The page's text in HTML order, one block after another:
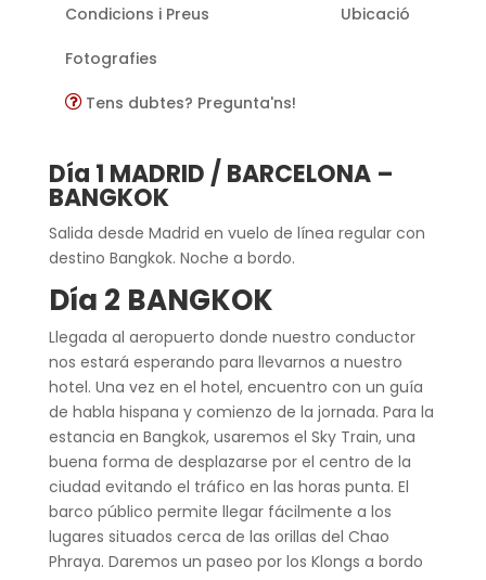
Condicions i Preus Ubicació
Fotografies
Tens dubtes? Pregunta'ns!
Día 1 MADRID / BARCELONA –
BANGKOK
Salida desde Madrid en vuelo de línea regular con
destino Bangkok. Noche a bordo.
Día 2 BANGKOK
Llegada al aeropuerto donde nuestro conductor
nos estará esperando para llevarnos a nuestro
hotel. Una vez en el hotel, encuentro con un guía
de habla hispana y comienzo de la jornada. Para la
estancia en Bangkok, usaremos el Sky Train, una
buena forma de desplazarse por el centro de la
ciudad evitando el tráfico en las horas punta. El
barco público permite llegar fácilmente a los
lugares situados cerca de las orillas del Chao
Phraya. Daremos un paseo por los Klongs a bordo